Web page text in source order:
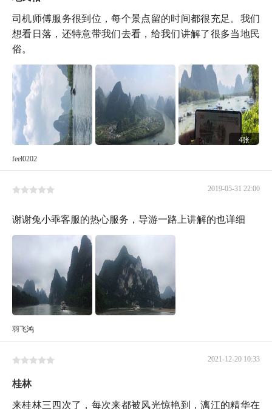
司机师傅服务很到位，每个景点留的时间都很充足。我们
想看日落，还特意带我们去看，给我们讲解了很多当地民
俗。
4张
feel0202
2019-05-31 22:00
谢谢兔小乖客服的热心服务，导游一路上讲解的也详细
羽飞鸿
2021-12-20 10:33
桂林
来桂林三四次了，每次来都被风光惊艳到，漓江的精华在